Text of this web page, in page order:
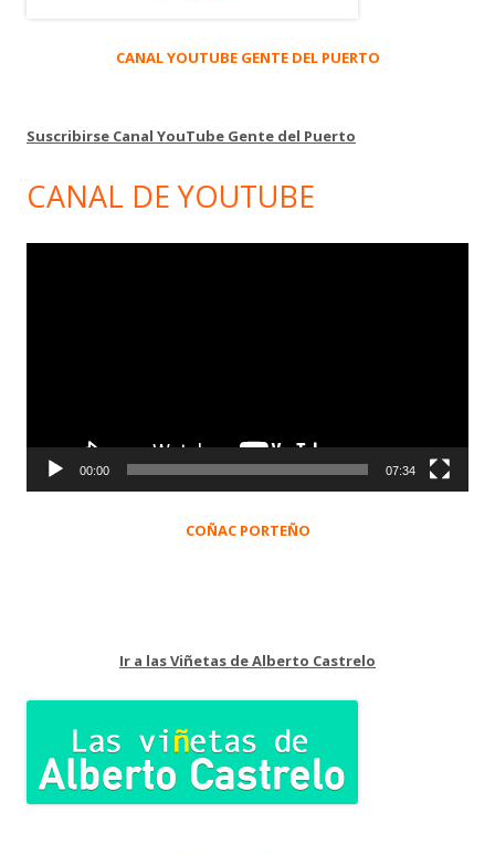
CANAL YOUTUBE GENTE DEL PUERTO
Suscribirse Canal YouTube Gente del Puerto
CANAL DE YOUTUBE
00:00 07:34
COÑAC PORTEÑO
Ir a las Viñetas de Alberto Castrelo